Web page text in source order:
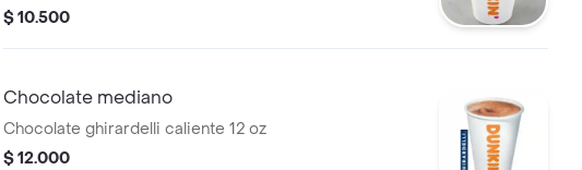
$ 10.500
Chocolate mediano
Chocolate ghirardelli caliente 12 oz
$ 12.000